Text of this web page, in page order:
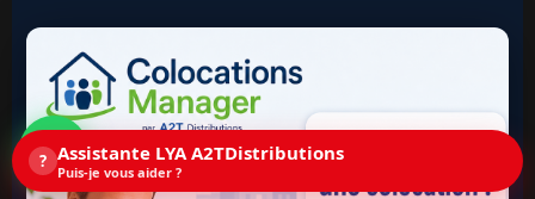
? Assistante LYA A2TDistributions
Puis-je vous aider ?